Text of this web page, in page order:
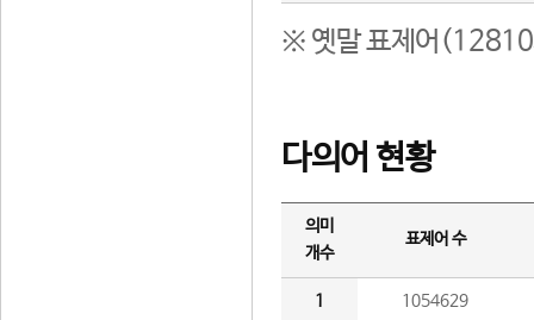
※ 옛말 표제어(12810
다의어 현황
의미
개수
표제어 수
1 1054629